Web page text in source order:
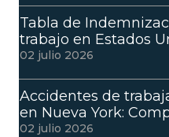
Tabla de
trabajo en Estados
02 julio 2026
Accidentes de
en Nueva York:
02 julio 2026